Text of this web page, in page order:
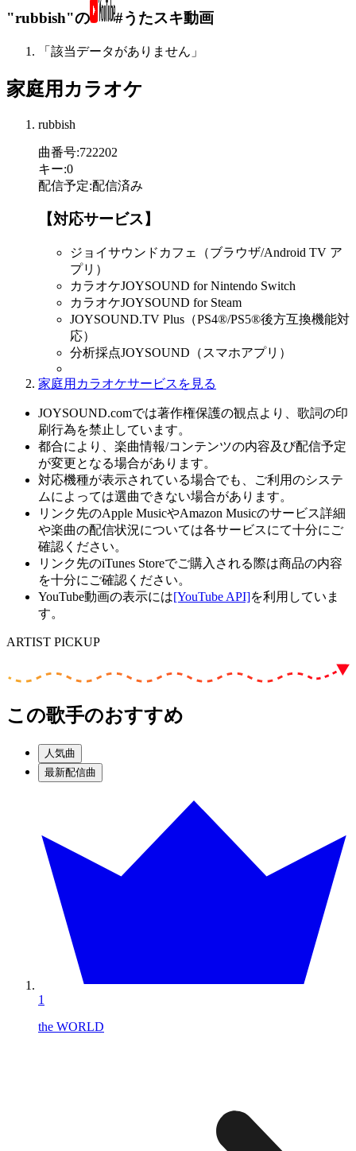
"rubbish"の #うたスキ動画
「該当データがありません」
家庭用カラオケ
rubbish
曲番号:722202
キー:0
配信予定:配信済み
【対応サービス】
ジョイサウンドカフェ（ブラウザ/Android TV ア
プリ）
カラオケJOYSOUND for Nintendo Switch
カラオケJOYSOUND for Steam
JOYSOUND.TV Plus（PS4®/PS5®後方互換機能対
応）
分析採点JOYSOUND（スマホアプリ）
家庭用カラオケサービスを見る
JOYSOUND.comでは著作権保護の観点より、歌詞の印
刷行為を禁止しています。
都合により、楽曲情報/コンテンツの内容及び配信予定
が変更となる場合があります。
対応機種が表示されている場合でも、ご利用のシステ
ムによっては選曲できない場合があります。
リンク先のApple MusicやAmazon Musicのサービス詳細
や楽曲の配信状況については各サービスにて十分にご
確認ください。
リンク先のiTunes Storeでご購入される際は商品の内容
を十分にご確認ください。
YouTube動画の表示には[YouTube API]を利用していま
す。
ARTIST PICKUP
この歌手のおすすめ
人気曲
最新配信曲
1
the WORLD